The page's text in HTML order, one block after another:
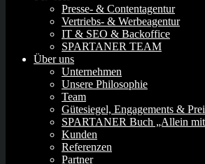
Presse- & Contentagentur
Vertriebs- & Werbeagentur
IT & SEO & Backoffice
SPARTANER TEAM
Über uns
Unternehmen
Unsere Philosophie
Team
Gütesiegel, Engagements &
SPARTANER Buch „Allein
Kunden
Referenzen
Partner